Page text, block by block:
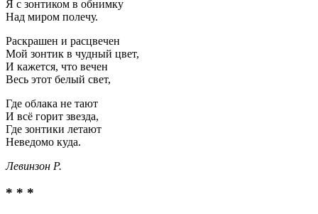
Я с зонтиком в обнимку
Над миром полечу.
Раскрашен и расцвечен
Мой зонтик в чудный цвет,
И кажется, что вечен
Весь этот белый свет,
Где облака не тают
И всё горит звезда,
Где зонтики летают
Неведомо куда.
Левинзон Р.
* * *